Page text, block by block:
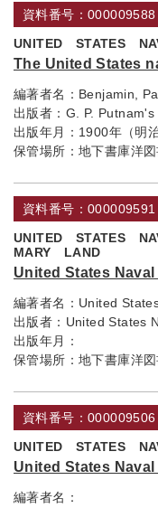
資料番号：000009588
UNITED STATES
The United States
編著者名： Benjamin,
出版者： G. P. Putnam's
出版年月： 1900年（明
保管場所： 地下書庫洋
資料番号：000009591
UNITED STATES
MARY LAND
United States
編著者名： United
出版者： United States
出版年月：
保管場所： 地下書庫洋
資料番号：000009506
UNITED STATES
United States
編著者名：